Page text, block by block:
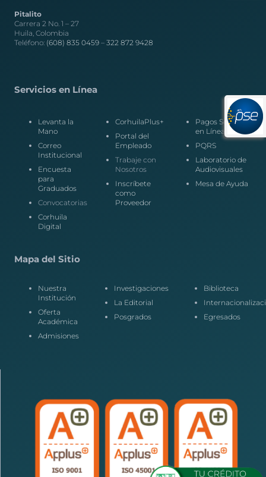
Pitalito
Carrera 2 No. 1 – 27
Huila, Colombia
Teléfono: (608) 835 0459 – 322 872 9428
Servicios en Línea
Levanta la
Mano
Correo
Institucional
Encuesta
para
Graduados
Convocatorias
Corhuila
Digital
CorhuilaPlus+
Portal del
Empleado
Trabaje con
Nosotros
Inscríbete
como
Proveedor
Pagos Seguros
en Línea
PQRS
Laboratorio de
Audiovisuales
Mesa de Ayuda
Mapa del Sitio
Nuestra
Institución
Oferta
Académica
Admisiones
Investigaciones
La Editorial
Posgrados
Biblioteca
Egresados